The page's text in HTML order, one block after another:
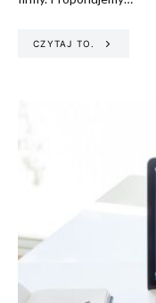
CZYTAJ TO.